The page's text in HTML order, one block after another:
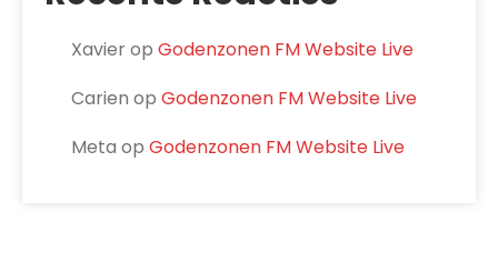
Xavierop Godenzonen FM Website Live
Carien op Godenzonen FM Website Live
Meta op Godenzonen FM Website Live